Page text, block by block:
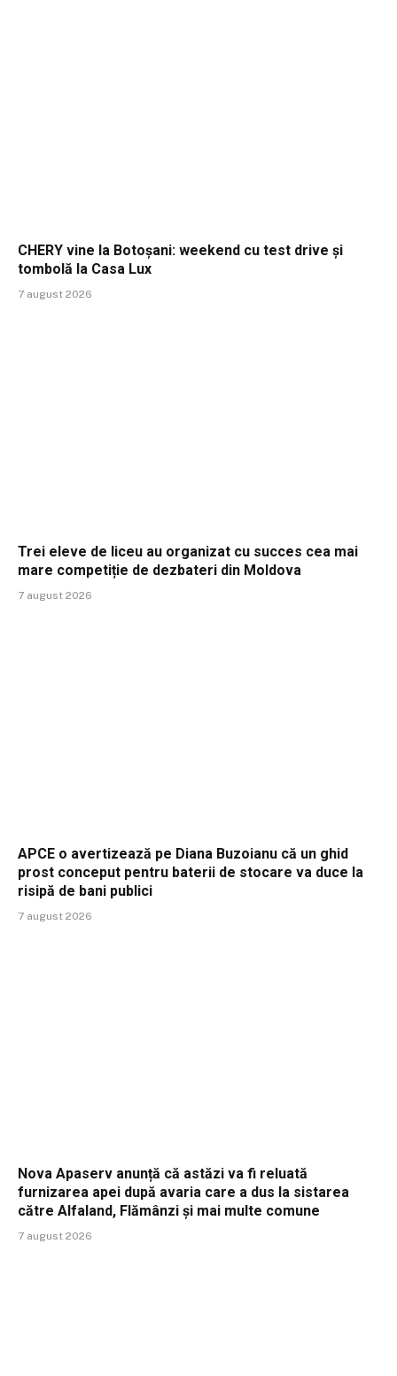
CHERY vine la Botoșani: weekend cu test drive și
tombolă la Casa Lux
7 august 2026
Trei eleve de liceu au organizat cu succes cea mai
mare competiție de dezbateri din Moldova
7 august 2026
APCE o avertizează pe Diana Buzoianu că un ghid
prost conceput pentru baterii de stocare va duce la
risipă de bani publici
7 august 2026
Nova Apaserv anunță că astăzi va fi reluată
furnizarea apei după avaria care a dus la sistarea
către Alfaland, Flămânzi și mai multe comune
7 august 2026